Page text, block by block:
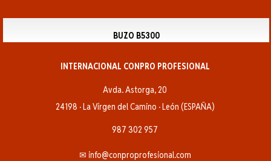
BUZO B5300
INTERNACIONAL CONPRO PROFESIONAL
Avda. Astorga, 20
24198 · La Vírgen del Camino · León (ESPAÑA)
987 302 957
✉ info@conproprofesional.com